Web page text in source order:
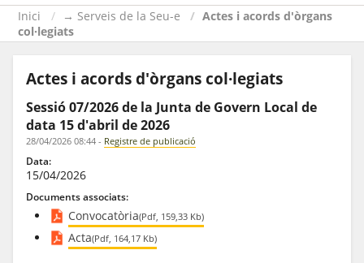
Inici → Serveis de la Seu-e
Actes i acords d'òrgans
col·legiats
Actes i acords d'òrgans col·legiats
Sessió 07/2026 de la Junta de Govern Local de
data 15 d'abril de 2026
28/04/2026 08:44 - Registre de publicació
Data:
15/04/2026
Documents associats:
Convocatòria(Pdf, 159,33 Kb)
Acta(Pdf, 164,17 Kb)